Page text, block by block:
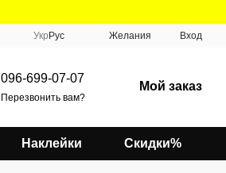
Укр Рус Желания Вход
096-699-07-07
Перезвонить вам?
Мой заказ
Наклейки Скидки%